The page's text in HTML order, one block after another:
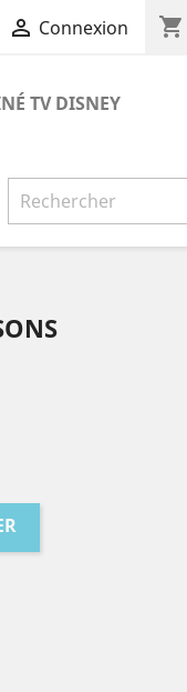
 Connexion shopping_cart
TV DISNEY